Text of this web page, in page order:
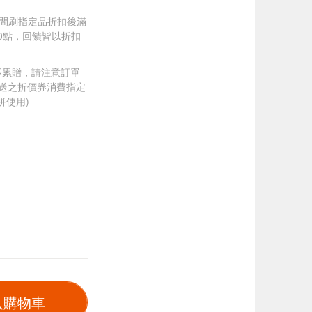
刷指定品折扣後滿
，回饋皆以折扣
贈，請注意訂單
之折價券消費指定
使用)
物車